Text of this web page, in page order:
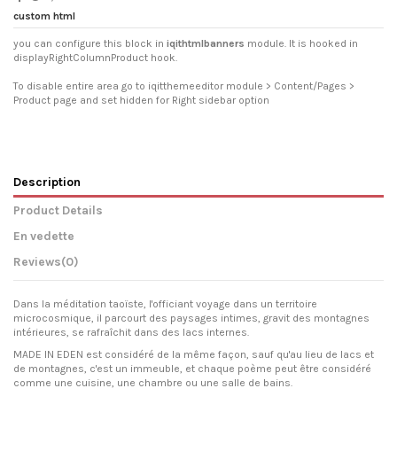
custom html
you can configure this block in iqithtmlbanners module. It is hooked in
displayRightColumnProduct hook.
To disable entire area go to iqitthemeeditor module > Content/Pages >
Product page and set hidden for Right sidebar option
Description
Product Details
En vedette
Reviews(0)
Dans la méditation taoïste, l'officiant voyage dans un territoire
microcosmique, il parcourt des paysages intimes, gravit des montagnes
intérieures, se rafraîchit dans des lacs internes.
MADE IN EDEN est considéré de la même façon, sauf qu'au lieu de lacs et
de montagnes, c'est un immeuble, et chaque poème peut être considéré
comme une cuisine, une chambre ou une salle de bains.